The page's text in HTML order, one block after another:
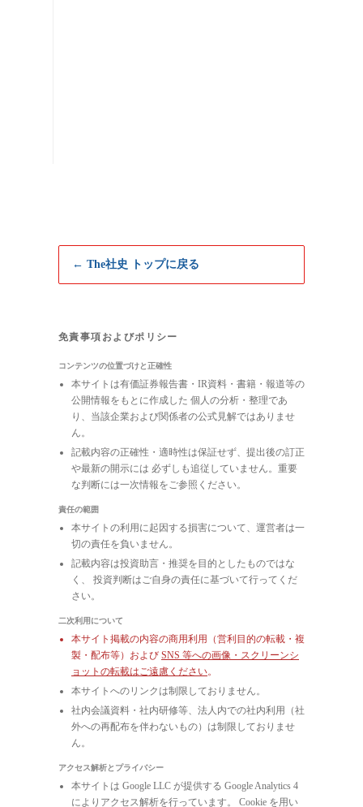
← The社史 トップに戻る
免責事項およびポリシー
コンテンツの位置づけと正確性
本サイトは有価証券報告書・IR資料・書籍・報道等の
公開情報をもとに作成した 個人の分析・整理であ
り、当該企業および関係者の公式見解ではありませ
ん。
記載内容の正確性・適時性は保証せず、提出後の訂正
や最新の開示には 必ずしも追従していません。重要
な判断には一次情報をご参照ください。
責任の範囲
本サイトの利用に起因する損害について、運営者は一
切の責任を負いません。
記載内容は投資助言・推奨を目的としたものではな
く、 投資判断はご自身の責任に基づいて行ってくだ
さい。
二次利用について
本サイト掲載の内容の商用利用（営利目的の転載・複
製・配布等）および SNS 等への画像・スクリーンシ
ョットの転載はご遠慮ください。
本サイトへのリンクは制限しておりません。
社内会議資料・社内研修等、法人内での社内利用（社
外への再配布を伴わないもの）は制限しておりませ
ん。
アクセス解析とプライバシー
本サイトは Google LLC が提供する Google Analytics 4
によりアクセス解析を行っています。 Cookie を用い